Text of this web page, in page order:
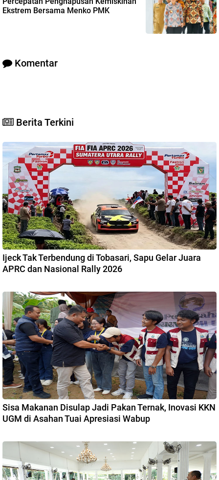
Ekstrem Bersama Menko PMK
Komentar
Berita Terkini
Ijeck Tak Terbendung di Tobasari, Sapu Gelar Juara
APRC dan Nasional Rally 2026
Sisa Makanan Disulap Jadi Pakan Ternak, Inovasi KKN
UGM di Asahan Tuai Apresiasi Wabup